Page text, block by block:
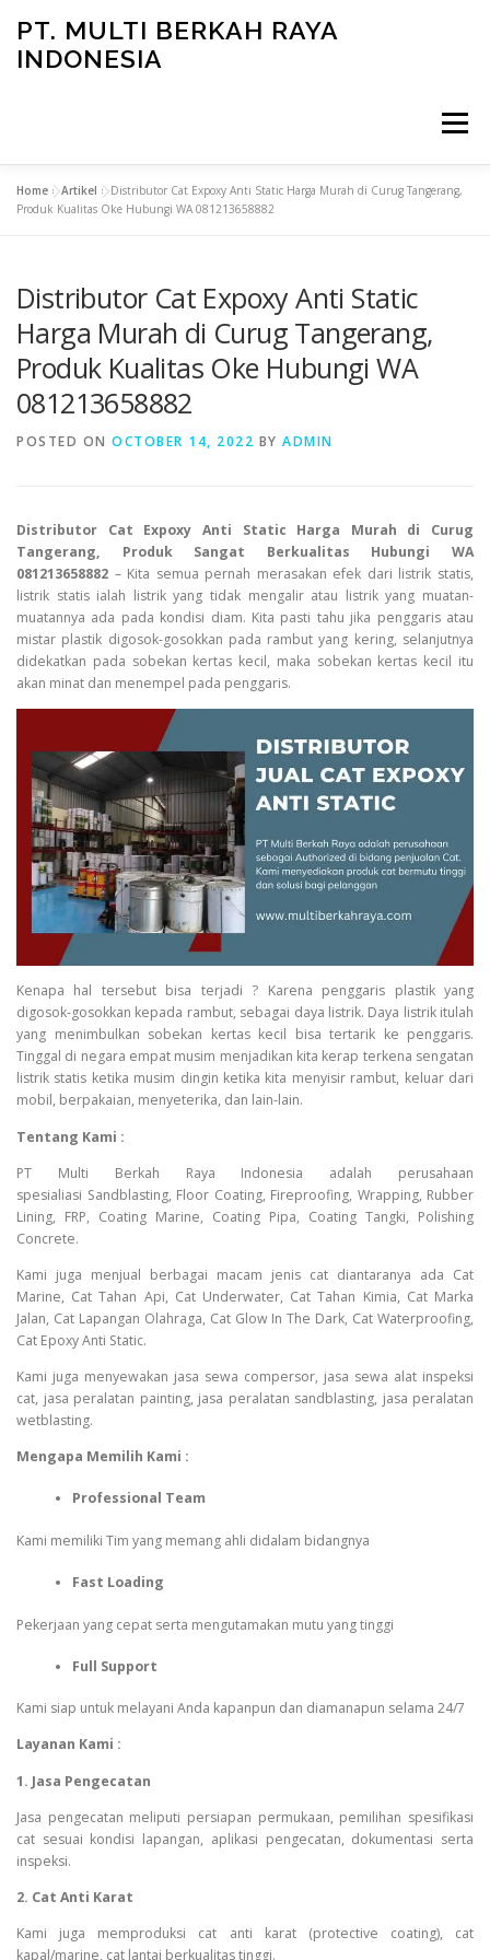
content
PT. MULTI BERKAH RAYA
INDONESIA
Menu
CONTACT
Home »Artikel »Distributor Cat Expoxy Anti Static Harga Murah di Curug Tangerang,
Produk Kualitas Oke Hubungi WA 081213658882
Distributor Cat Expoxy Anti Static
Harga Murah di Curug Tangerang,
Produk Kualitas Oke Hubungi WA
081213658882
POSTED ON OCTOBER 14, 2022 BY ADMIN
Distributor Cat Expoxy Anti Static Harga Murah di Curug
Tangerang, Produk Sangat Berkualitas Hubungi WA
081213658882 – Kita semua pernah merasakan efek dari listrik statis,
listrik statis ialah listrik yang tidak mengalir atau listrik yang muatan-
muatannya ada pada kondisi diam. Kita pasti tahu jika penggaris atau
mistar plastik digosok-gosokkan pada rambut yang kering, selanjutnya
didekatkan pada sobekan kertas kecil, maka sobekan kertas kecil itu
akan minat dan menempel pada penggaris.
Kenapa hal tersebut bisa terjadi ? Karena penggaris plastik yang
digosok-gosokkan kepada rambut, sebagai daya listrik. Daya listrik itulah
yang menimbulkan sobekan kertas kecil bisa tertarik ke penggaris.
Tinggal di negara empat musim menjadikan kita kerap terkena sengatan
listrik statis ketika musim dingin ketika kita menyisir rambut, keluar dari
mobil, berpakaian, menyeterika, dan lain-lain.
Tentang Kami :
PT Multi Berkah Raya Indonesia adalah perusahaan
spesialiasi Sandblasting, Floor Coating, Fireproofing, Wrapping, Rubber
Lining, FRP, Coating Marine, Coating Pipa, Coating Tangki, Polishing
Concrete.
Kami juga menjual berbagai macam jenis cat diantaranya ada Cat
Marine, Cat Tahan Api, Cat Underwater, Cat Tahan Kimia, Cat Marka
Jalan, Cat Lapangan Olahraga, Cat Glow In The Dark, Cat Waterproofing,
Cat Epoxy Anti Static.
Kami juga menyewakan jasa sewa compersor, jasa sewa alat inspeksi
cat, jasa peralatan painting, jasa peralatan sandblasting, jasa peralatan
wetblasting.
Mengapa Memilih Kami :
Professional Team
Kami memiliki Tim yang memang ahli didalam bidangnya
Fast Loading
Pekerjaan yang cepat serta mengutamakan mutu yang tinggi
Full Support
Kami siap untuk melayani Anda kapanpun dan diamanapun selama 24/7
Layanan Kami :
1. Jasa Pengecatan
Jasa pengecatan meliputi persiapan permukaan, pemilihan spesifikasi
cat sesuai kondisi lapangan, aplikasi pengecatan, dokumentasi serta
inspeksi.
2. Cat Anti Karat
Kami juga memproduksi cat anti karat (protective coating), cat
kapal/marine, cat lantai berkualitas tinggi.